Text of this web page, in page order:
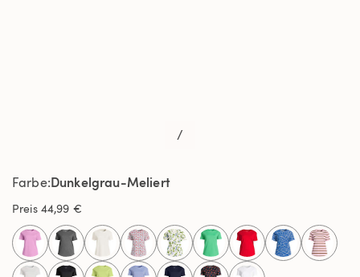
/
Farbe Dunkelgrau-Meliert
Preis 44,99 €
selected